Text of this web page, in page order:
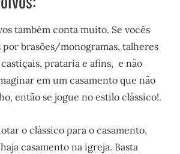
também conta muito. Se vocês
por brasões/monogramas, talheres
prataria e afins, e não
em um casamento que não
então se jogue no estilo clássico!.
o clássico para o casamento,
casamento na igreja. Basta